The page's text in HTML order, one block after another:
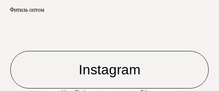
Фитиль оптом